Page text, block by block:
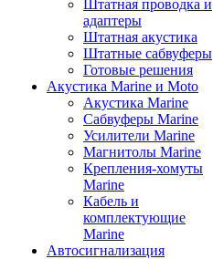
Штатная проводка и
адаптеры
Штатная акустика
Штатные сабвуферы
Готовые решения
Акустика Marine и Moto
Акустика Marine
Сабвуферы Marine
Усилители Marine
Магнитолы Marine
Крепления-хомуты
Marine
Кабель и
комплектующие
Marine
Автосигнализация